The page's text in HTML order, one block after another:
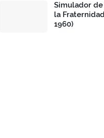
Simulador de
la
1960)